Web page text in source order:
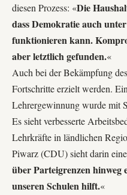
diesen Prozess: «Die
dass Demokratie auch
funktionieren kann.
aber letztlich gefunden.«
Auch bei der Bekämpfung
Fortschritte erzielt werden.
Lehrergewinnung wurde mit
Es sieht verbesserte
Lehrkräfte in ländlichen
Piwarz (CDU) sieht darin
über Parteigrenzen hinweg
unseren Schulen hilft.«